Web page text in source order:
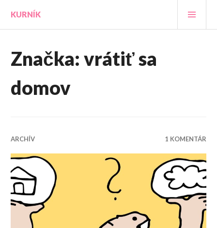
obsah
KURNÍK
Značka:vrátiť sa
domov
ARCHÍV 1 KOMENTÁR